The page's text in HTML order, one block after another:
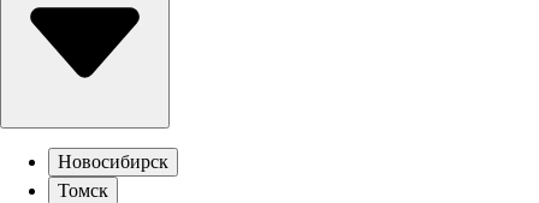
Новосибирск
Томск